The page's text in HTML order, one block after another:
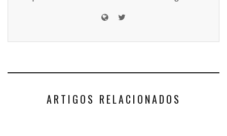
ARTIGOS RELACIONADOS